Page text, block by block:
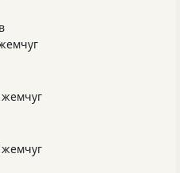
жемчуг
жемчуг